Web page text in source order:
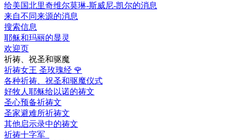
给美国北里奇维尔莫琳-斯威尼-凯尔的消息
来自不同来源的消息
搜索信息
耶稣和玛丽的显灵
欢迎页
祈祷、祝圣和驱魔
祈祷女王 圣玫瑰经 🌹
各种祈祷、祝圣和驱魔仪式
好牧人耶稣给以诺的祷文
圣心预备祈祷文
圣家避难所祈祷文
其他启示录中的祷文
祈祷十字军